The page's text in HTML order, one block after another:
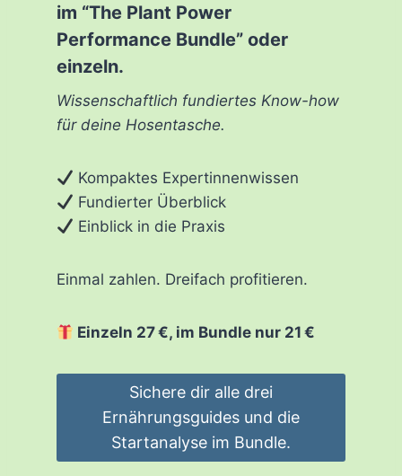
im “The Plant Power
Performance Bundle” oder
einzeln.
Wissenschaftlich fundiertes Know-how
für deine Hosentasche.
Kompaktes Expertinnenwissen
Fundierter Überblick
Einblick in die Praxis
Einmal zahlen. Dreifach profitieren.
Einzeln 27 €, im Bundle nur 21 €
Sichere dir alle drei
Ernährungsguides und die
Startanalyse im Bundle.